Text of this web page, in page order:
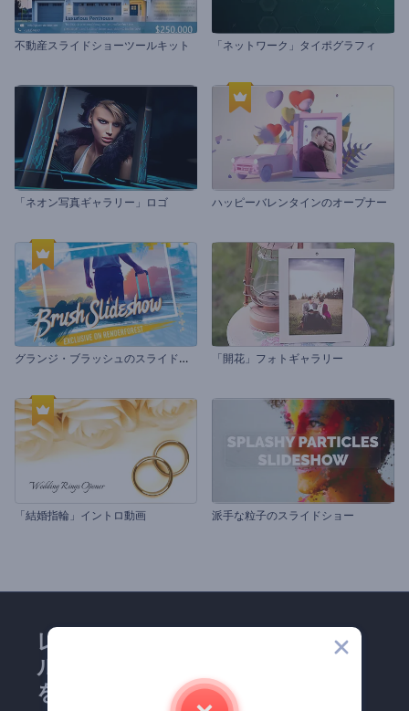
不動産スライドショーツールキット 「ネットワーク」タイポグラフィ
「ネオン写真ギャラリー」ロゴ ハッピーバレンタインのオープナー
グ
ランジ・ブラッシュのスライドショー 「開花」フォトギャラリー
「結婚指輪」イントロ動画 派手な粒子のスライドショー
レンダーフォレストのメー
ルマガジンにどうかご登録
を！